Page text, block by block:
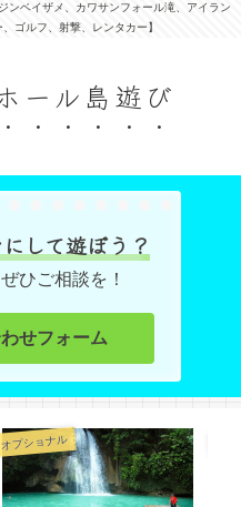
ンベイザメ、カワサンフォール滝、アイラン
ゴルフ、射撃、レンタカー】
ール島遊び
して遊ぼう？
ひご相談を！
せフォーム
オプショナル